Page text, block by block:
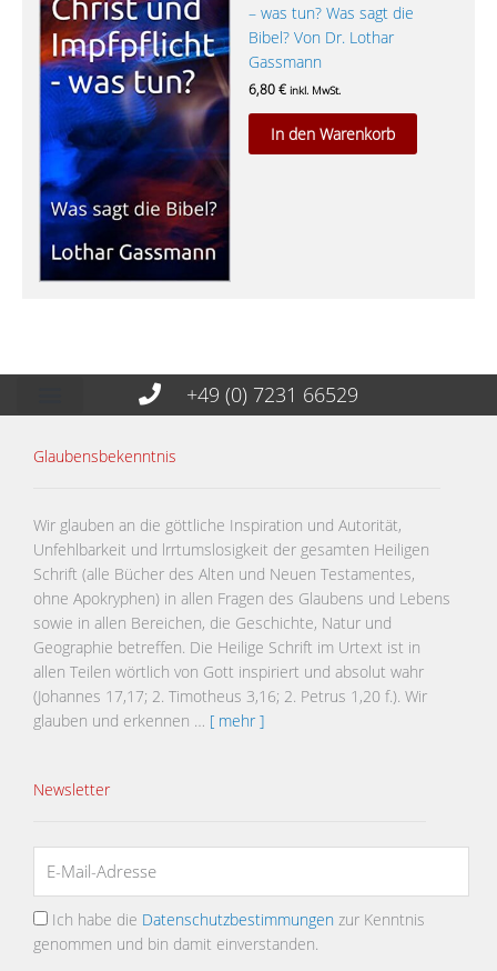
– was tun? Was sagt die
Bibel? Von Dr. Lothar
Gassmann
6,80€ inkl. MwSt.
In den Warenkorb
+49 (0) 7231 66529
Glaubensbekenntnis
Wir glauben an die göttliche Inspiration und Autorität,
Unfehlbarkeit und lrrtumslosigkeit der gesamten Heiligen
Schrift (alle Bücher des Alten und Neuen Testamentes,
ohne Apokryphen) in allen Fragen des Glaubens und Lebens
sowie in allen Bereichen, die Geschichte, Natur und
Geographie betreffen. Die Heilige Schrift im Urtext ist in
allen Teilen wörtlich von Gott inspiriert und absolut wahr
(Johannes 17,17; 2. Timotheus 3,16; 2. Petrus 1,20 f.). Wir
glauben und erkennen … [ mehr ]
Newsletter
Ich habe die Datenschutzbestimmungen zur Kenntnis
genommen und bin damit einverstanden.